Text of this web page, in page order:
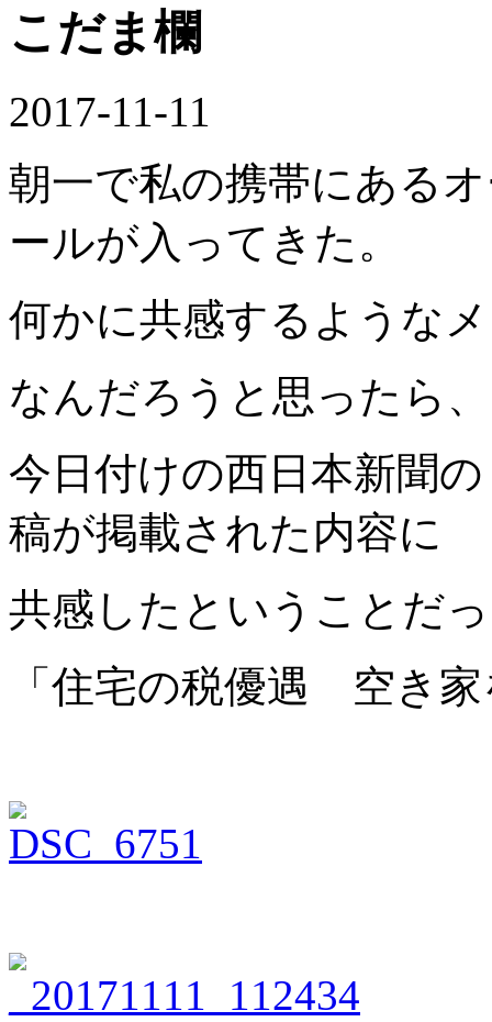
こだま欄
2017-11-11
朝一で私の携帯にある
ールが入ってきた。
何かに共感するような
なんだろうと思ったら、
今日付けの西日本新聞
稿が掲載された内容に
共感したということだ
「住宅の税優遇 空き